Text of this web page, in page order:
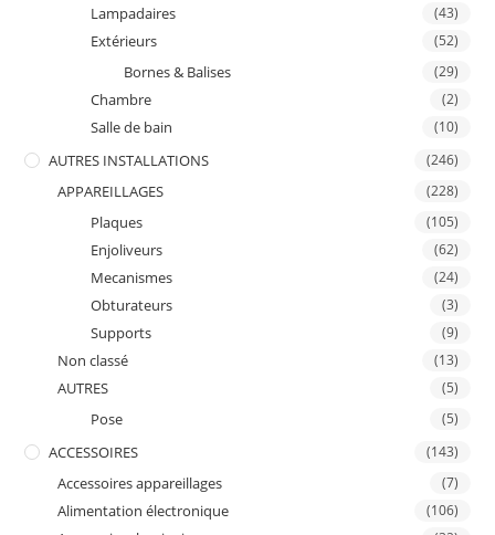
Lampadaires (43)
Extérieurs (52)
Bornes & Balises (29)
Chambre (2)
Salle de bain (10)
AUTRES INSTALLATIONS (246)
APPAREILLAGES (228)
Plaques (105)
Enjoliveurs (62)
Mecanismes (24)
Obturateurs (3)
Supports (9)
Non classé (13)
AUTRES (5)
Pose (5)
ACCESSOIRES (143)
Accessoires appareillages (7)
Alimentation électronique (106)